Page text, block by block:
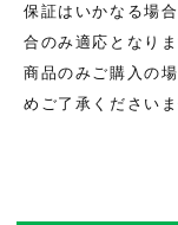
保証はいかなる場
合のみ適応となりま
商品のみご購入の
めご了承くださいま